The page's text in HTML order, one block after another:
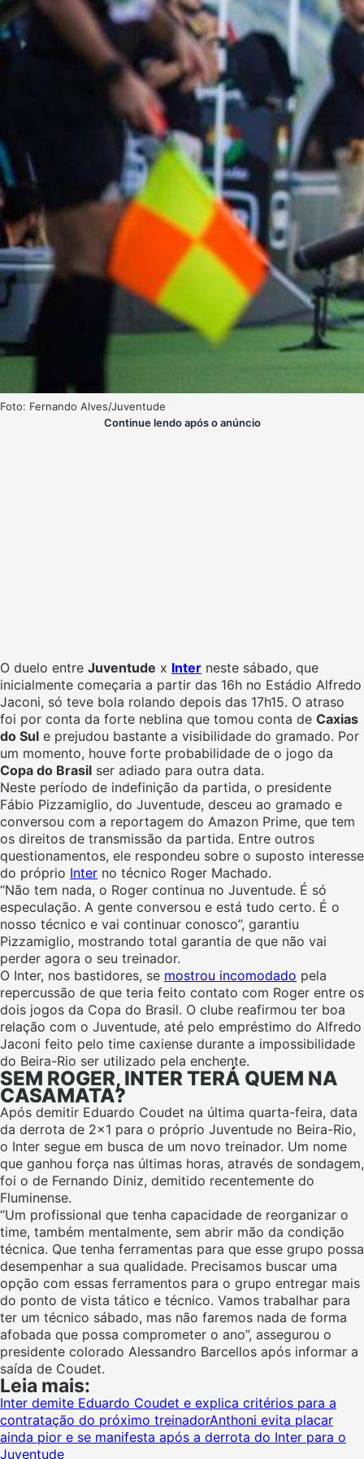
Foto: Fernando Alves/Juventude
Continue lendo após o anúncio
O duelo entre Juventude x Inter neste sábado, que
inicialmente começaria a partir das 16h no Estádio Alfredo
Jaconi, só teve bola rolando depois das 17h15. O atraso
foi por conta da forte neblina que tomou conta de Caxias
do Sul e prejudou bastante a visibilidade do gramado. Por
um momento, houve forte probabilidade de o jogo da
Copa do Brasil ser adiado para outra data.
Neste período de indefinição da partida, o presidente
Fábio Pizzamiglio, do Juventude, desceu ao gramado e
conversou com a reportagem do Amazon Prime, que tem
os direitos de transmissão da partida. Entre outros
questionamentos, ele respondeu sobre o suposto interesse
do próprio Inter no técnico Roger Machado.
“Não tem nada, o Roger continua no Juventude. É só
especulação. A gente conversou e está tudo certo. É o
nosso técnico e vai continuar conosco”, garantiu
Pizzamiglio, mostrando total garantia de que não vai
perder agora o seu treinador.
O Inter, nos bastidores, se mostrou incomodado pela
repercussão de que teria feito contato com Roger entre os
dois jogos da Copa do Brasil. O clube reafirmou ter boa
relação com o Juventude, até pelo empréstimo do Alfredo
Jaconi feito pelo time caxiense durante a impossibilidade
do Beira-Rio ser utilizado pela enchente.
SEM ROGER, INTER TERÁ QUEM NA
CASAMATA?
Após demitir Eduardo Coudet na última quarta-feira, data
da derrota de 2×1 para o próprio Juventude no Beira-Rio,
o Inter segue em busca de um novo treinador. Um nome
que ganhou força nas últimas horas, através de sondagem,
foi o de Fernando Diniz, demitido recentemente do
Fluminense.
“Um profissional que tenha capacidade de reorganizar o
time, também mentalmente, sem abrir mão da condição
técnica. Que tenha ferramentas para que esse grupo possa
desempenhar a sua qualidade. Precisamos buscar uma
opção com essas ferramentos para o grupo entregar mais
do ponto de vista tático e técnico. Vamos trabalhar para
ter um técnico sábado, mas não faremos nada de forma
afobada que possa comprometer o ano”, assegurou o
presidente colorado Alessandro Barcellos após informar a
saída de Coudet.
Leia mais:
Inter demite Eduardo Coudet e explica critérios para a
contratação do próximo treinadorAnthoni evita placar
ainda pior e se manifesta após a derrota do Inter para o
Juventude